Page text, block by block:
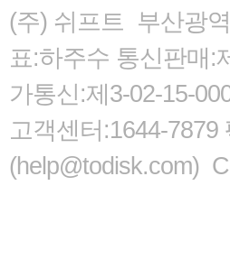
(주) 쉬프트 부산광
표:하주수 통신판매:
가통신:제3-02-15-
고객센터:1644-
(help@todisk.com)